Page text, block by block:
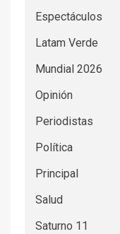
Espectáculos
Latam Verde
Mundial 2026
Opinión
Periodistas
Política
Principal
Salud
Saturno 11